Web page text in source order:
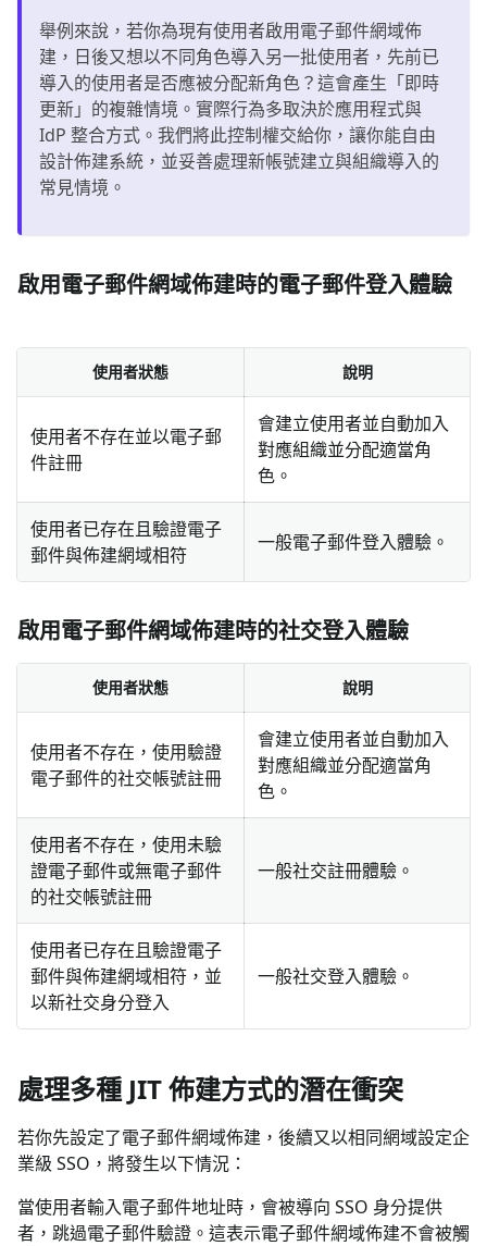
舉例來說，若你為現有使用者啟用電子郵件網域佈
建，日後又想以不同角色導入另一批使用者，先前已
導入的使用者是否應被分配新角色？這會產生「即時
更新」的複雜情境。實際行為多取決於應用程式與
IdP 整合方式。我們將此控制權交給你，讓你能自由
設計佈建系統，並妥善處理新帳號建立與組織導入的
常見情境。
啟用電子郵件網域佈建時的電子郵件登入體驗
使用者狀態 說明
使用者不存在並以電子郵
件註冊
會建立使用者並自動加入
對應組織並分配適當角
色。
使用者已存在且驗證電子
郵件與佈建網域相符
一般電子郵件登入體驗。
啟用電子郵件網域佈建時的社交登入體驗
使用者狀態 說明
使用者不存在，使用驗證
電子郵件的社交帳號註冊
會建立使用者並自動加入
對應組織並分配適當角
色。
使用者不存在，使用未驗
證電子郵件或無電子郵件
的社交帳號註冊
一般社交註冊體驗。
使用者已存在且驗證電子
郵件與佈建網域相符，並
以新社交身分登入
一般社交登入體驗。
處理多種 JIT 佈建方式的潛在衝突
若你先設定了電子郵件網域佈建，後續又以相同網域設定企
業級 SSO，將發生以下情況：
當使用者輸入電子郵件地址時，會被導向 SSO 身分提供
者，跳過電子郵件驗證。這表示電子郵件網域佈建不會被觸